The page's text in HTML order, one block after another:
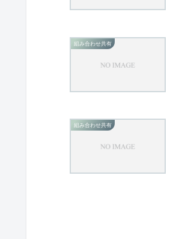
組み合わせ共有
組み合わせ共有